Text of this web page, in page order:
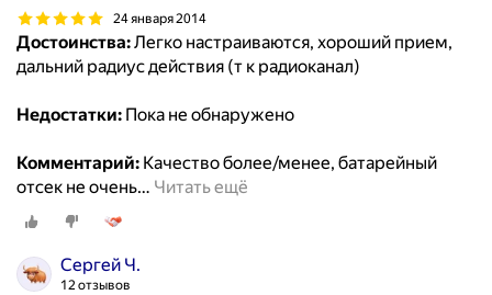
24 января 2014
Достоинства:Легко настраиваются, хороший прием,
дальний радиус действия (т к радиоканал)
Недостатки: Пока не обнаружено
Комментарий: Качество более/менее, батарейный
отсек не очень… Читать ещё
Сергей Ч.
12 отзывов